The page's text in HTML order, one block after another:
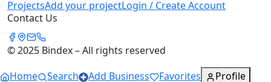
ProjectsAdd your projectLogin / Create Account
Contact Us
© 2025 Bindex – All rights reserved
Home
Search Add Business Favorites Profile